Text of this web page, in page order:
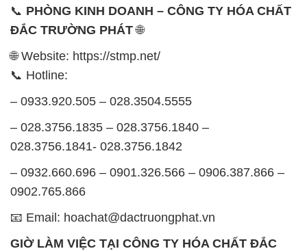
📞 PHÒNG KINH DOANH – CÔNG TY HÓA CHẤT
ĐẮC TRƯỜNG PHÁT🌐
🌐 Website: https://stmp.net/
📞 Hotline:
– 0933.920.505 – 028.3504.5555
– 028.3756.1835 – 028.3756.1840 –
028.3756.1841- 028.3756.1842
– 0932.660.696 – 0901.326.566 – 0906.387.866 –
0902.765.866
📧 Email: hoachat@dactruongphat.vn
GIỜ LÀM VIỆC TẠI CÔNG TY HÓA CHẤT ĐẮC